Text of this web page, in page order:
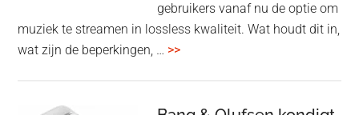
gebruikers vanaf nu de optie om
muziek te streamen in lossless kwaliteit. Wat houdt dit in,
wat zijn de beperkingen, … >>overSpotify
nu